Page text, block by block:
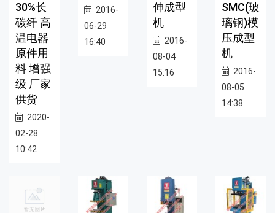
30%长
碳纤 高
温电器
原件用
料 增强
级 厂家
供货
2020-
02-28
10:42
2016-
06-29
16:40
伸成型
机
2016-
08-04
15:16
SMC(玻
璃钢)模
压成型
机
2016-
08-05
14:38